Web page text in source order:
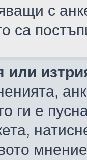
с
са
или
ги е